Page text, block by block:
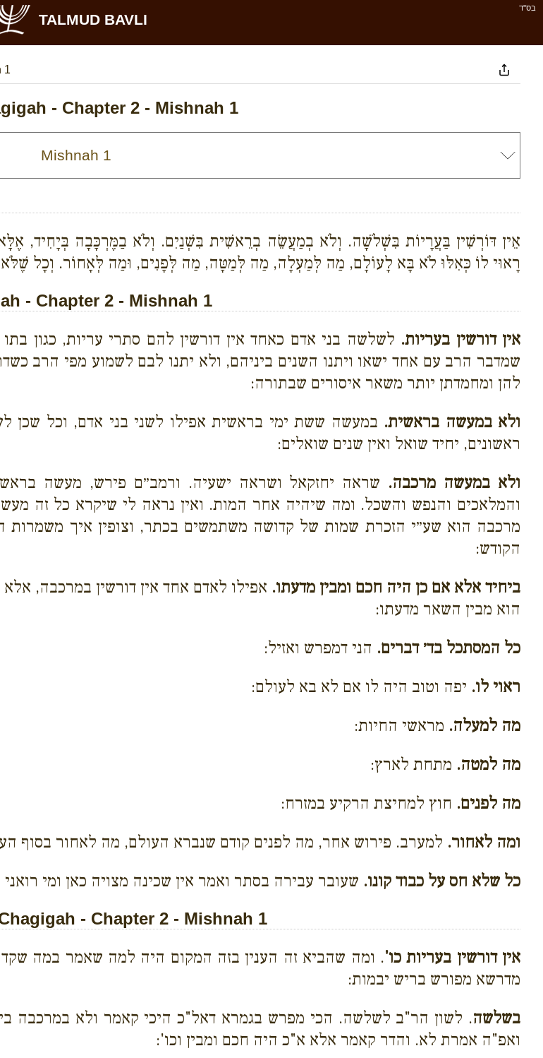
בס''ד
TALMUD BAVLI
1
- Chapter 2 - Mishnah 1
אֵין דּוֹרְשִׁין בַּעֲרָיוֹת בִּשְׁלֹשָׁה. וְלֹא בְמַעֲשֵׂה בְרֵאשִׁית בִּשְׁנַיִם. וְלֹא בַמֶּרְכָּבָה בְּיָחִיד,
רָאוּי לוֹ כְּאִלּוּ לֹא בָּא לָעוֹלָם, מַה לְּמַעְלָה, מַה לְּמַטָּה, מַה לְּפָנִים, וּמַה לְּאָחוֹר. וְכָל שֶׁלֹּא
- Chapter 2 - Mishnah 1
אין דורשין בעריות. לשלשה בני אדם כאחד אין דורשין להם סתרי עריות, כגון
שמדבר הרב עם אחד ישאו ויתנו השנים ביניהם, ולא יתנו לבם לשמוע מפי הרב
להן ומחמדתן יותר משאר איסורים שבתורה:
ולא במעשה בראשית. במעשה ששת ימי בראשית אפילו לשני בני אדם, וכל שכן
ראשונים, יחיד שואל ואין שנים שואלים:
ולא במעשה מרכבה. שראה יחזקאל ושראה ישעיה. ורמב״ם פירש, מעשה
והמלאכים והנפש והשכל. ומה שיהיה אחר המות. ואין נראה לי שיקרא כל זה
מרכבה הוא שע״י הזכרת שמות של קדושה משתמשים בכתר, וצופין איך משמרות
הקודש:
ביחיד אלא אם כן היה חכם ומבין מדעתו. אפילו לאדם אחד אין דורשין במרכבה,
הוא מבין השאר מדעתו:
כל המסתכל בד׳ דברים. הני דמפרש ואזיל:
ראוי לו. יפה וטוב היה לו אם לא בא לעולם:
מה למעלה. מראשי החיות:
מה למטה. מתחת לארץ:
מה לפנים. חוץ למחיצת הרקיע במזרח:
ומה לאחור. למערב. פירוש אחר, מה לפנים קודם שנברא העולם, מה לאחור בסוף
כל שלא חס על כבוד קונו. שעובר עבירה בסתר ואמר אין שכינה מצויה כאן ומי רואני
- Chapter 2 - Mishnah 1
אין דורשין בעריות כו'. ומה שהביא זה הענין בזה המקום היה למה שאמר במה
מדרשא מפורש בריש יבמות:
בשלשה. לשון הר"ב לשלשה. הכי מפרש בגמרא דאל"כ היכי קאמר ולא במרכבה
ואפ"ה אמרת לא. והדר קאמר אלא א"כ היה חכם ומבין וכו':